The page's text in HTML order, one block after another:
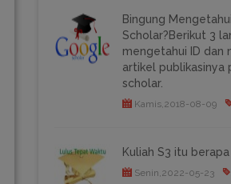
Bingung
Scholar?Berikut 3
mengetahui ID dan
artikel publikasinya
scholar.
Kamis,2018-08-09
Kuliah S3 itu
Senin,2022-05-23